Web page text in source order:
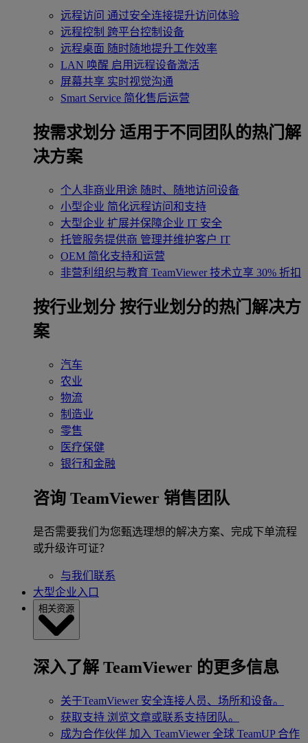
远程访问 通过安全连接提升访问体验
远程控制 跨平台控制设备
远程桌面 随时随地提升工作效率
LAN 唤醒 启用远程设备激活
屏幕共享 实时视觉沟通
Smart Service 简化售后运营
按需求划分 适用于不同团队的热门解
决方案
个人非商业用途 随时、随地访问设备
小型企业 简化远程访问和支持
大型企业 扩展并保障企业 IT 安全
托管服务提供商 管理并维护客户 IT
OEM 简化支持和运营
非营利组织与教育 TeamViewer 技术立享 30% 折扣
‌按行业划分 按行业划分的热门解决方
案
汽车
农业
物流
制造业
零售
医疗保健
银行和金融
咨询 TeamViewer 销售团队
是否需要我们为您甄选理想的解决方案、完成下单流程
或升级许可证？
与我们联系
大型企业入口
相关资源
深入了解 TeamViewer 的更多信息
关于TeamViewer 安全连接人员、场所和设备。
获取支持 浏览文章或联系支持团队。
成为合作伙伴 加入 TeamViewer 全球 TeamUP 合作